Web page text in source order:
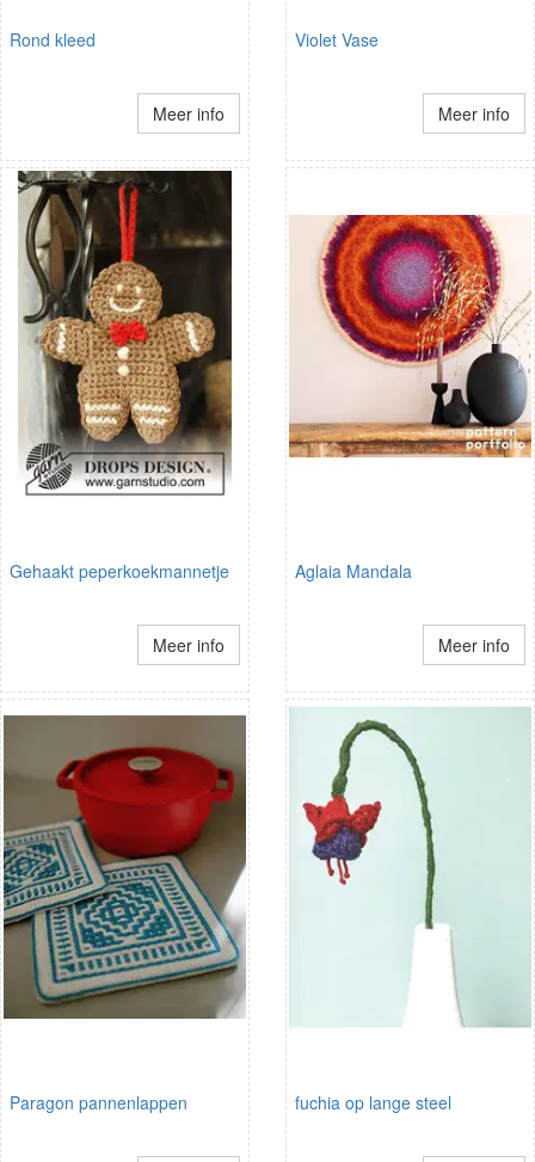
Rond kleed
Meer info
Violet Vase
Meer info
Gehaakt peperkoekmannetje
Meer info
Aglaia Mandala
Meer info
Paragon pannenlappen fuchia op lange steel